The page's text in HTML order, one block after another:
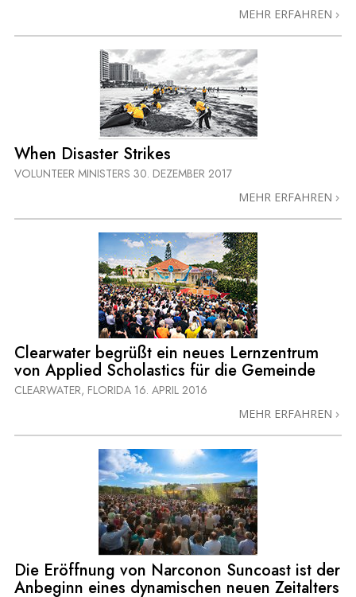
MEHR ERFAHREN
When Disaster Strikes
VOLUNTEER MINISTERS 30. DEZEMBER 2017
MEHR ERFAHREN
Clearwater begrüßt ein neues Lernzentrum
von Applied Scholastics für die Gemeinde
CLEARWATER, FLORIDA 16. APRIL 2016
MEHR ERFAHREN
Die Eröffnung von Narconon Suncoast ist der
Anbeginn eines dynamischen neuen Zeitalters